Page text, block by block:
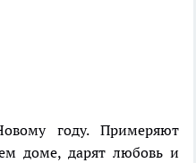
году. Примеряют
доме, дарят любовь и